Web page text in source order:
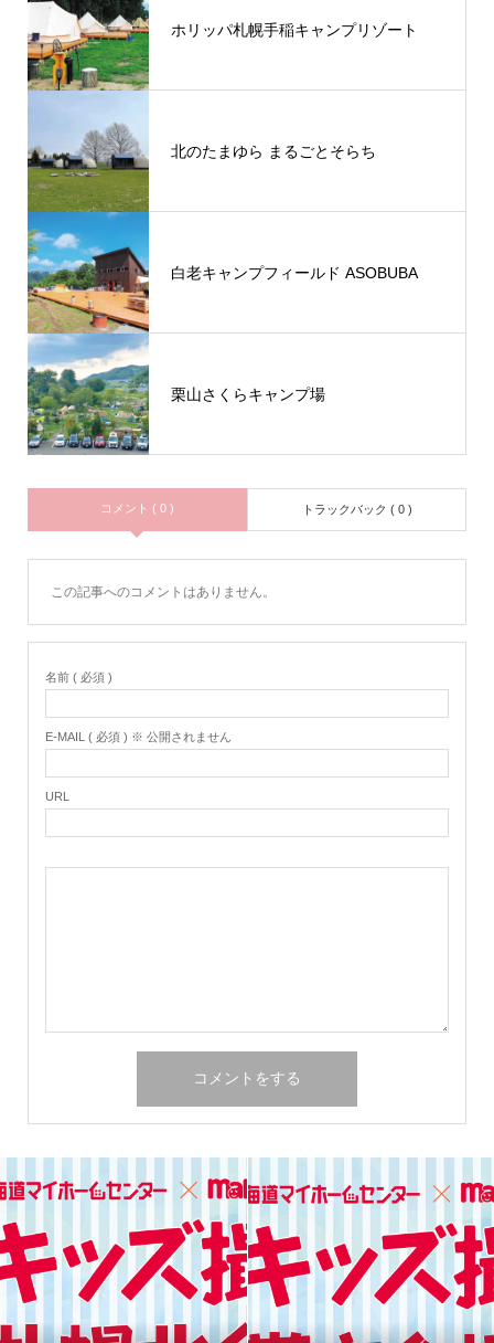
ホリッパ札幌手稲キャンプリゾート
北のたまゆら まるごとそらち
白老キャンプフィールド ASOBUBA
栗山さくらキャンプ場
コメント ( 0 ) トラックバック ( 0 )
この記事へのコメントはありません。
名前 ( 必須 )
E-MAIL ( 必須 ) ※ 公開されません
URL